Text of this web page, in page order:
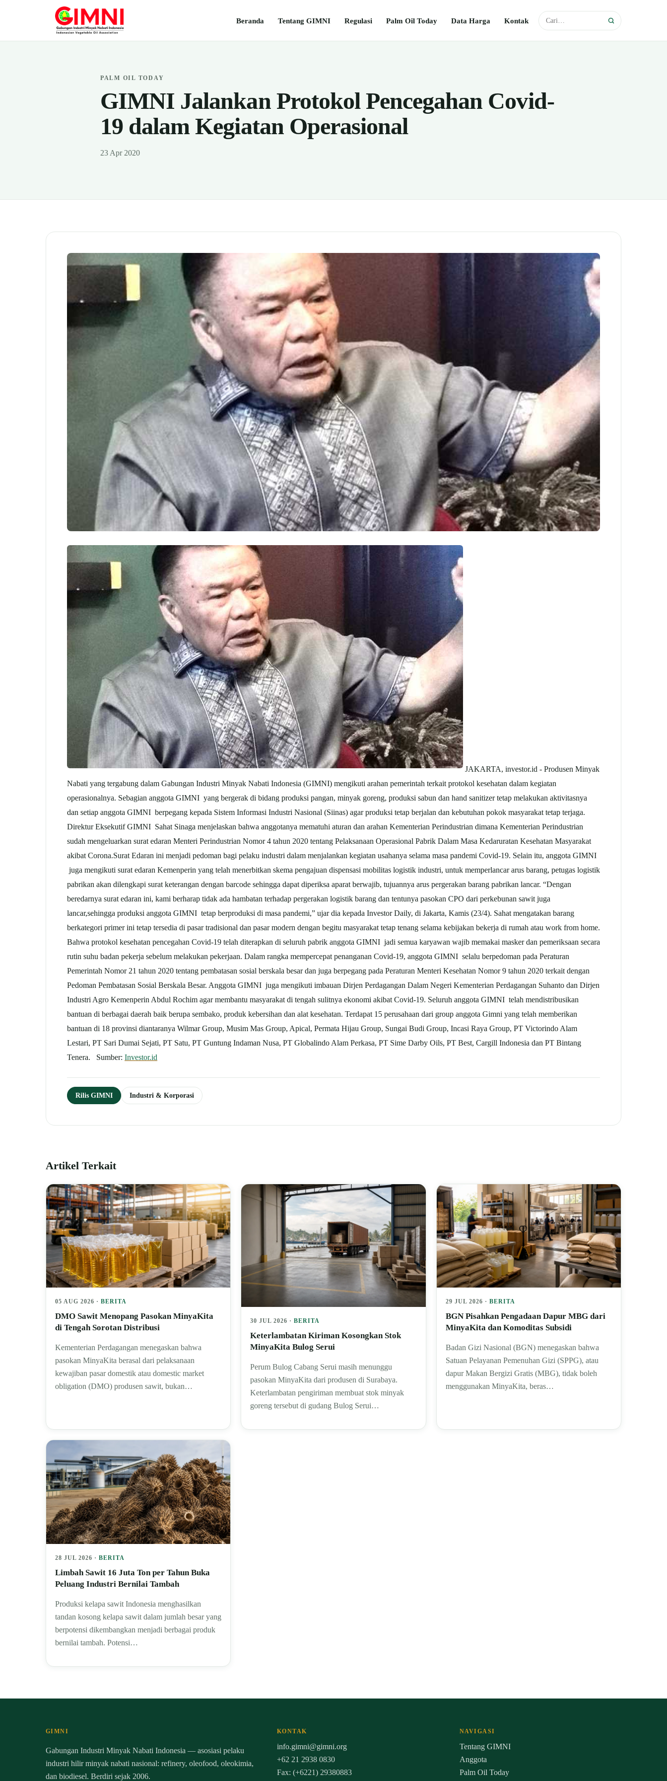
Beranda Tentang GIMNI Regulasi Palm Oil Today Data Harga Kontak
PALM OIL TODAY
GIMNI Jalankan Protokol Pencegahan Covid-
19 dalam Kegiatan Operasional
23 Apr 2020
JAKARTA, investor.id - Produsen Minyak
Nabati yang tergabung dalam Gabungan Industri Minyak Nabati Indonesia (GIMNI) mengikuti arahan pemerintah terkait protokol kesehatan dalam kegiatan
operasionalnya. Sebagian anggota GIMNI yang bergerak di bidang produksi pangan, minyak goreng, produksi sabun dan hand sanitizer tetap melakukan aktivitasnya
dan setiap anggota GIMNI berpegang kepada Sistem Informasi Industri Nasional (Siinas) agar produksi tetap berjalan dan kebutuhan pokok masyarakat tetap terjaga.
Direktur Eksekutif GIMNI Sahat Sinaga menjelaskan bahwa anggotanya mematuhi aturan dan arahan Kementerian Perindustrian dimana Kementerian Perindustrian
sudah mengeluarkan surat edaran Menteri Perindustrian Nomor 4 tahun 2020 tentang Pelaksanaan Operasional Pabrik Dalam Masa Kedaruratan Kesehatan Masyarakat
akibat Corona.Surat Edaran ini menjadi pedoman bagi pelaku industri dalam menjalankan kegiatan usahanya selama masa pandemi Covid-19. Selain itu, anggota GIMNI
juga mengikuti surat edaran Kemenperin yang telah menerbitkan skema pengajuan dispensasi mobilitas logistik industri, untuk memperlancar arus barang, petugas logistik
pabrikan akan dilengkapi surat keterangan dengan barcode sehingga dapat diperiksa aparat berwajib, tujuannya arus pergerakan barang pabrikan lancar. “Dengan
beredarnya surat edaran ini, kami berharap tidak ada hambatan terhadap pergerakan logistik barang dan tentunya pasokan CPO dari perkebunan sawit juga
lancar,sehingga produksi anggota GIMNI tetap berproduksi di masa pandemi,” ujar dia kepada Investor Daily, di Jakarta, Kamis (23/4). Sahat mengatakan barang
berkategori primer ini tetap tersedia di pasar tradisional dan pasar modern dengan begitu masyarakat tetap tenang selama kebijakan bekerja di rumah atau work from home.
Bahwa protokol kesehatan pencegahan Covid-19 telah diterapkan di seluruh pabrik anggota GIMNI jadi semua karyawan wajib memakai masker dan pemeriksaan secara
rutin suhu badan pekerja sebelum melakukan pekerjaan. Dalam rangka mempercepat penanganan Covid-19, anggota GIMNI selalu berpedoman pada Peraturan
Pemerintah Nomor 21 tahun 2020 tentang pembatasan sosial berskala besar dan juga berpegang pada Peraturan Menteri Kesehatan Nomor 9 tahun 2020 terkait dengan
Pedoman Pembatasan Sosial Berskala Besar. Anggota GIMNI juga mengikuti imbauan Dirjen Perdagangan Dalam Negeri Kementerian Perdagangan Suhanto dan Dirjen
Industri Agro Kemenperin Abdul Rochim agar membantu masyarakat di tengah sulitnya ekonomi akibat Covid-19. Seluruh anggota GIMNI telah mendistribusikan
bantuan di berbagai daerah baik berupa sembako, produk kebersihan dan alat kesehatan. Terdapat 15 perusahaan dari group anggota Gimni yang telah memberikan
bantuan di 18 provinsi diantaranya Wilmar Group, Musim Mas Group, Apical, Permata Hijau Group, Sungai Budi Group, Incasi Raya Group, PT Victorindo Alam
Lestari, PT Sari Dumai Sejati, PT Satu, PT Guntung Indaman Nusa, PT Globalindo Alam Perkasa, PT Sime Darby Oils, PT Best, Cargill Indonesia dan PT Bintang
Tenera. Sumber: Investor.id
Rilis GIMNI Industri & Korporasi
Artikel Terkait
05 AUG 2026 · BERITA
DMO Sawit Menopang Pasokan MinyaKita
di Tengah Sorotan Distribusi
Kementerian Perdagangan menegaskan bahwa
pasokan MinyaKita berasal dari pelaksanaan
kewajiban pasar domestik atau domestic market
obligation (DMO) produsen sawit, bukan…
30 JUL 2026 ·BERITA
Keterlambatan Kiriman Kosongkan Stok
MinyaKita Bulog Serui
Perum Bulog Cabang Serui masih menunggu
pasokan MinyaKita dari produsen di Surabaya.
Keterlambatan pengiriman membuat stok minyak
goreng tersebut di gudang Bulog Serui…
29 JUL 2026 · BERITA
BGN Pisahkan Pengadaan Dapur MBG dari
MinyaKita dan Komoditas Subsidi
Badan Gizi Nasional (BGN) menegaskan bahwa
Satuan Pelayanan Pemenuhan Gizi (SPPG), atau
dapur Makan Bergizi Gratis (MBG), tidak boleh
menggunakan MinyaKita, beras…
28 JUL 2026 · BERITA
Limbah Sawit 16 Juta Ton per Tahun Buka
Peluang Industri Bernilai Tambah
Produksi kelapa sawit Indonesia menghasilkan
tandan kosong kelapa sawit dalam jumlah besar yang
berpotensi dikembangkan menjadi berbagai produk
bernilai tambah. Potensi…
GIMNI
Gabungan Industri Minyak Nabati Indonesia — asosiasi pelaku
industri hilir minyak nabati nasional: refinery, oleofood, oleokimia,
dan biodiesel. Berdiri sejak 2006.
KONTAK
info.gimni@gimni.org
+62 21 2938 0830
Fax: (+6221) 29380883
NAVIGASI
Tentang GIMNI
Anggota
Palm Oil Today